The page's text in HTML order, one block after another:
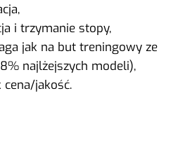
i trzymanie stopy,
jak na but treningowy ze
najlżejszych modeli),
jakość.